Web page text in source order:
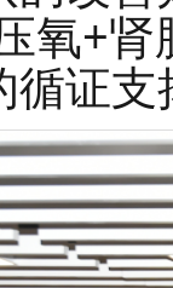
氧+
循证